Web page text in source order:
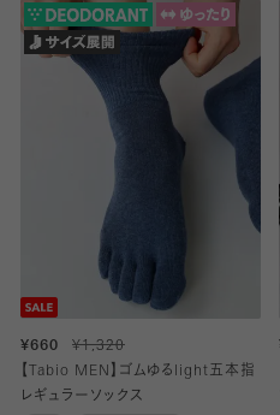
¥660
¥1,320
【Tabio MEN】ゴムゆるlight五本指
レギュラーソックス